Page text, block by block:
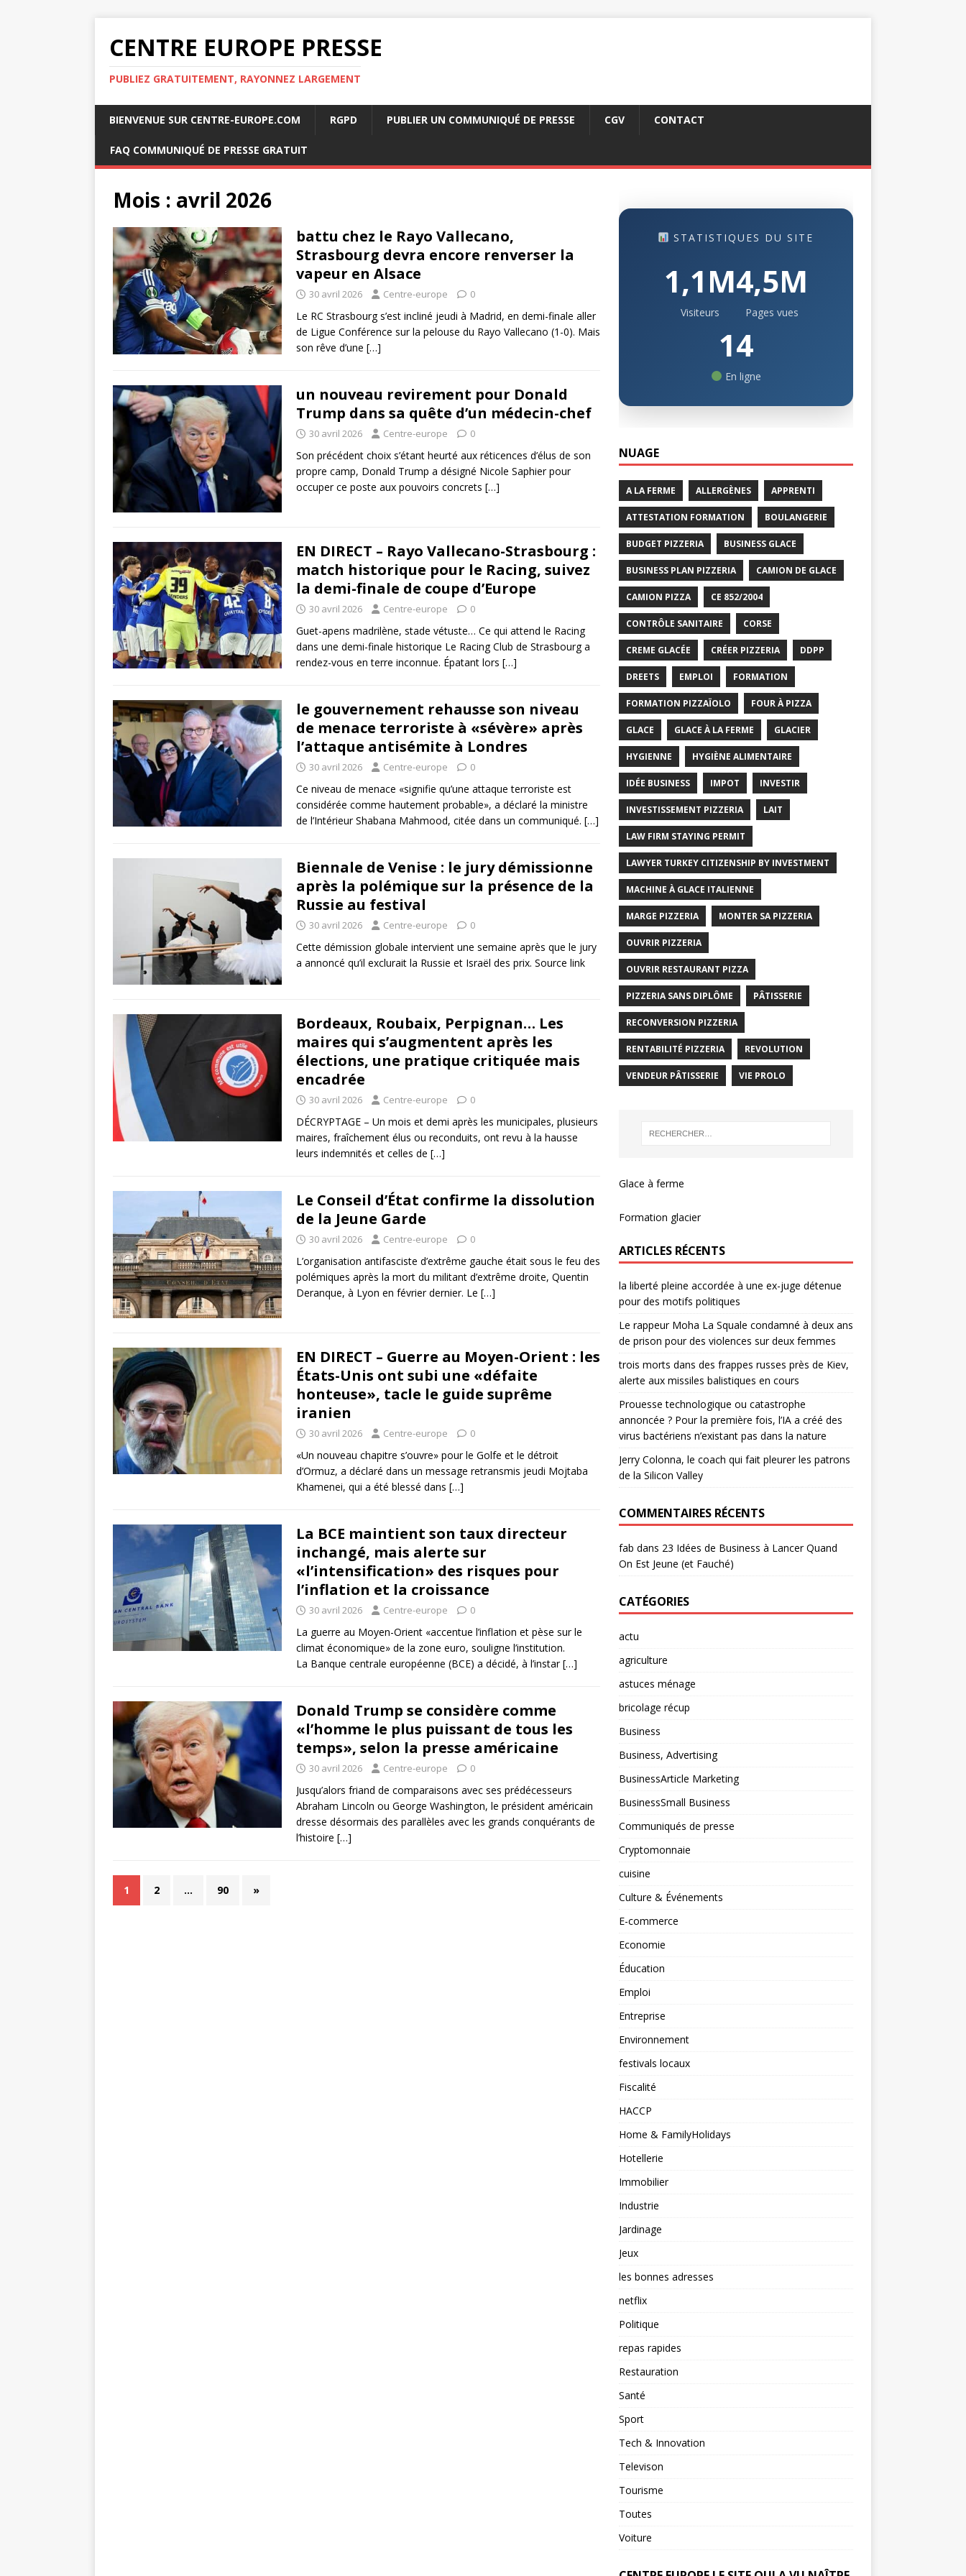
CENTRE EUROPE PRESSE
PUBLIEZ GRATUITEMENT, RAYONNEZ LARGEMENT
BIENVENUE SUR CENTRE-EUROPE.COM RGPD PUBLIER UN COMMUNIQUÉ DE PRESSE CGV CONTACT
FAQ COMMUNIQUÉ DE PRESSE GRATUIT
Mois : avril 2026
battu chez le Rayo Vallecano,
Strasbourg devra encore renverser la
vapeur en Alsace
30 avril 2026 Centre-europe 0
Le RC Strasbourg s’est incliné jeudi à Madrid, en demi-finale aller
de Ligue Conférence sur la pelouse du Rayo Vallecano (1-0). Mais
son rêve d’une […]
un nouveau revirement pour Donald
Trump dans sa quête d’un médecin-chef
30 avril 2026 Centre-europe 0
Son précédent choix s’étant heurté aux réticences d’élus de son
propre camp, Donald Trump a désigné Nicole Saphier pour
occuper ce poste aux pouvoirs concrets […]
EN DIRECT – Rayo Vallecano-Strasbourg :
match historique pour le Racing, suivez
la demi-finale de coupe d’Europe
30 avril 2026 Centre-europe 0
Guet-apens madrilène, stade vétuste… Ce qui attend le Racing
dans une demi-finale historique Le Racing Club de Strasbourg a
rendez-vous en terre inconnue. Épatant lors […]
le gouvernement rehausse son niveau
de menace terroriste à «sévère» après
l’attaque antisémite à Londres
30 avril 2026 Centre-europe 0
Ce niveau de menace «signifie qu’une attaque terroriste est
considérée comme hautement probable», a déclaré la ministre
de l’Intérieur Shabana Mahmood, citée dans un communiqué. […]
Biennale de Venise : le jury démissionne
après la polémique sur la présence de la
Russie au festival
30 avril 2026 Centre-europe 0
Cette démission globale intervient une semaine après que le jury
a annoncé qu’il exclurait la Russie et Israël des prix. Source link
Bordeaux, Roubaix, Perpignan… Les
maires qui s’augmentent après les
élections, une pratique critiquée mais
encadrée
30 avril 2026 Centre-europe 0
DÉCRYPTAGE – Un mois et demi après les municipales, plusieurs
maires, fraîchement élus ou reconduits, ont revu à la hausse
leurs indemnités et celles de […]
Le Conseil d’État confirme la dissolution
de la Jeune Garde
30 avril 2026 Centre-europe 0
L’organisation antifasciste d’extrême gauche était sous le feu des
polémiques après la mort du militant d’extrême droite, Quentin
Deranque, à Lyon en février dernier. Le […]
EN DIRECT – Guerre au Moyen-Orient : les
États-Unis ont subi une «défaite
honteuse», tacle le guide suprême
iranien
30 avril 2026 Centre-europe 0
«Un nouveau chapitre s’ouvre» pour le Golfe et le détroit
d’Ormuz, a déclaré dans un message retransmis jeudi Mojtaba
Khamenei, qui a été blessé dans […]
La BCE maintient son taux directeur
inchangé, mais alerte sur
«l’intensification» des risques pour
l’inflation et la croissance
30 avril 2026 Centre-europe 0
La guerre au Moyen-Orient «accentue l’inflation et pèse sur le
climat économique» de la zone euro, souligne l’institution.
La Banque centrale européenne (BCE) a décidé, à l’instar[…]
Donald Trump se considère comme
«l’homme le plus puissant de tous les
temps», selon la presse américaine
30 avril 2026 Centre-europe 0
Jusqu’alors friand de comparaisons avec ses prédécesseurs
Abraham Lincoln ou George Washington, le président américain
dresse désormais des parallèles avec les grands conquérants de
l’histoire […]
1 2 … 90 »
STATISTIQUES DU SITE
1,1M
Visiteurs
4,5M
Pages vues
14
En ligne
NUAGE
A LA FERME ALLERGÈNES APPRENTI
ATTESTATION FORMATION BOULANGERIE
BUDGET PIZZERIA BUSINESS GLACE
BUSINESS PLAN PIZZERIA CAMION DE GLACE
CAMION PIZZA CE 852/2004
CONTRÔLE SANITAIRE CORSE
CREME GLACÉE CRÉER PIZZERIA DDPP
DREETS EMPLOI FORMATION
FORMATION PIZZAÏOLO FOUR À PIZZA
GLACE GLACE À LA FERME GLACIER
HYGIENNE HYGIÈNE ALIMENTAIRE
IDÉE BUSINESS IMPOT INVESTIR
INVESTISSEMENT PIZZERIA LAIT
LAW FIRM STAYING PERMIT
LAWYER TURKEY CITIZENSHIP BY INVESTMENT
MACHINE À GLACE ITALIENNE
MARGE PIZZERIA MONTER SA PIZZERIA
OUVRIR PIZZERIA
OUVRIR RESTAURANT PIZZA
PIZZERIA SANS DIPLÔME PÂTISSERIE
RECONVERSION PIZZERIA
RENTABILITÉ PIZZERIA REVOLUTION
VENDEUR PÂTISSERIE VIE PROLO
Glace à ferme
Formation glacier
ARTICLES RÉCENTS
la liberté pleine accordée à une ex-juge détenue
pour des motifs politiques
Le rappeur Moha La Squale condamné à deux ans
de prison pour des violences sur deux femmes
trois morts dans des frappes russes près de Kiev,
alerte aux missiles balistiques en cours
Prouesse technologique ou catastrophe
annoncée ? Pour la première fois, l’IA a créé des
virus bactériens n’existant pas dans la nature
Jerry Colonna, le coach qui fait pleurer les patrons
de la Silicon Valley
COMMENTAIRES RÉCENTS
fab dans 23 Idées de Business à Lancer Quand
On Est Jeune (et Fauché)
CATÉGORIES
actu
agriculture
astuces ménage
bricolage récup
Business
Business, Advertising
BusinessArticle Marketing
BusinessSmall Business
Communiqués de presse
Cryptomonnaie
cuisine
Culture & Événements
E-commerce
Economie
Éducation
Emploi
Entreprise
Environnement
festivals locaux
Fiscalité
HACCP
Home & FamilyHolidays
Hotellerie
Immobilier
Industrie
Jardinage
Jeux
les bonnes adresses
netflix
Politique
repas rapides
Restauration
Santé
Sport
Tech & Innovation
Televison
Tourisme
Toutes
Voiture